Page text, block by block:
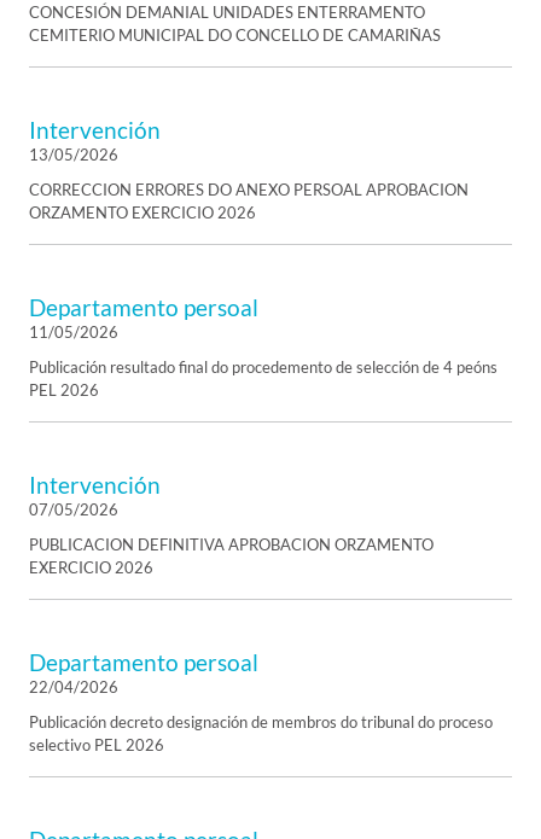
CONCESIÓN DEMANIAL UNIDADES ENTERRAMENTO
CEMITERIO MUNICIPAL DO CONCELLO DE CAMARIÑAS
Intervención
13/05/2026
CORRECCION ERRORES DO ANEXO PERSOAL APROBACION
ORZAMENTO EXERCICIO 2026
Departamento persoal
11/05/2026
Publicación resultado final do procedemento de selección de 4 peóns
PEL 2026
Intervención
07/05/2026
PUBLICACION DEFINITIVA APROBACION ORZAMENTO
EXERCICIO 2026
Departamento persoal
22/04/2026
Publicación decreto designación de membros do tribunal do proceso
selectivo PEL 2026